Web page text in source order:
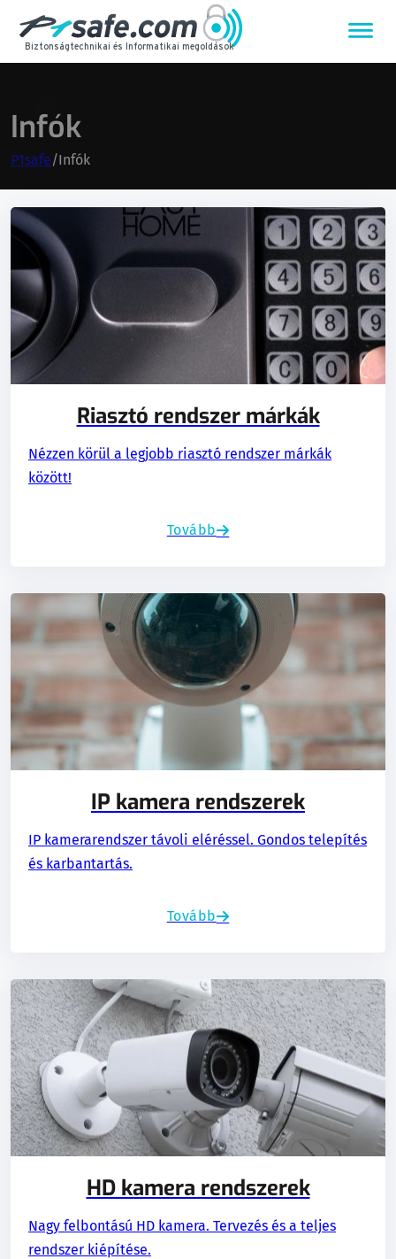
Biztonságtechnikai és Informatikai megoldások
Infók
P1safe/Infók
Riasztó rendszer márkák
Nézzen körül a legjobb riasztó rendszer márkák
között!
Tovább
IP kamera rendszerek
IP kamerarendszer távoli eléréssel. Gondos telepítés
és karbantartás.
Tovább
HD kamera rendszerek
Nagy felbontású HD kamera. Tervezés és a teljes
rendszer kiépítése.